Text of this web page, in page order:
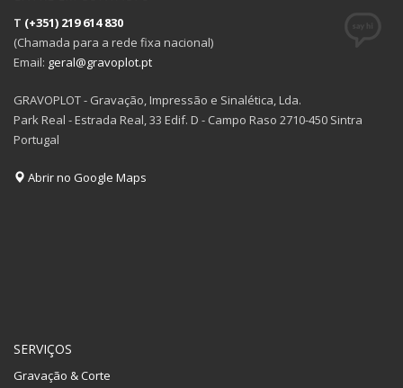
T (+351) 219 614 830
(Chamada para a rede fixa nacional)
Email: geral@gravoplot.pt
GRAVOPLOT - Gravação, Impressão e Sinalética, Lda.
Park Real - Estrada Real, 33 Edif. D - Campo Raso 2710-450 Sintra
Portugal
Abrir no Google Maps
SERVIÇOS
Gravação & Corte